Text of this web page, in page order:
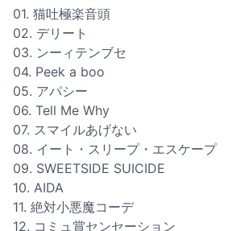
01. 猫吐極楽音頭
02. デリート
03. ンーィテンブセ
04. Peek a boo
05. アパシー
06. Tell Me Why
07. スマイルあげない
08. イート・スリープ・エスケープ
09. SWEETSIDE SUICIDE
10. AIDA
11. 絶対小悪魔コーデ
12. コミュ賞センセーション